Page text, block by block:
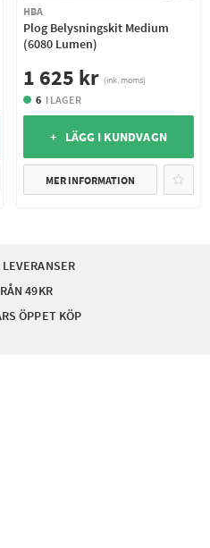
HBA
Plog Belysningskit Medium
(6080 Lumen)
1 625 kr (ink. moms)
6 I LAGER
+ LÄGG I KUNDVAGN
MER INFORMATION
49KR
ÖPPET KÖP